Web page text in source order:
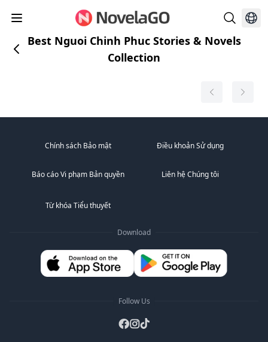
Best Nguoi Chinh Phuc Stories & Novels
Collection
Chính sách Bảo mật Điều khoản Sử dụng
Báo cáo Vi phạm Bản quyền Liên hệ Chúng tôi
Từ khóa Tiểu thuyết
Download
Follow Us